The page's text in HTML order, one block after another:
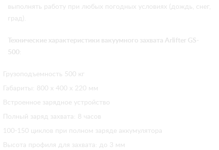
выполнять работу при любых погодных условиях (дождь, снег,
град).
Технические характеристики вакуумного захвата Arlifter GS-
500:
Грузоподъемность 500 кг
Габариты: 800 х 400 х 220 мм
Встроенное зарядное устройство
Полный заряд захвата: 8 часов
100-150 циклов при полном заряде аккумулятора
Высота профиля для захвата: до 3 мм